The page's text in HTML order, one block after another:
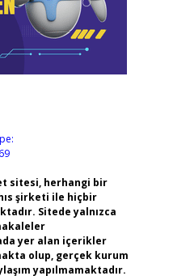
sitesi, herhangi bir
şirketi ile hiçbir
Sitede yalnızca
yer alan içerikler
olup, gerçek kurum
yapılmamaktadır.